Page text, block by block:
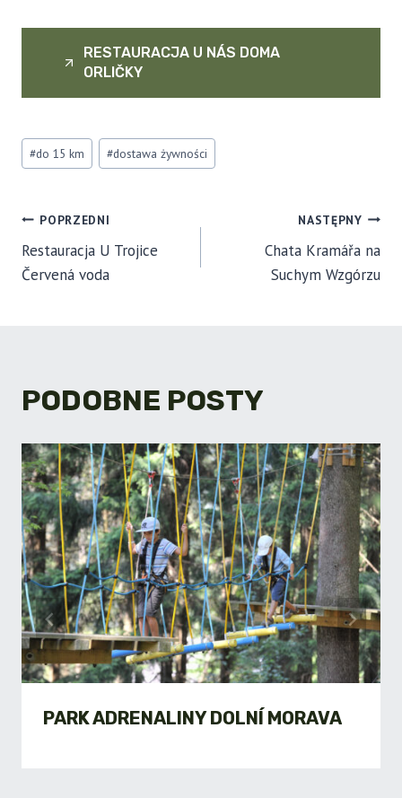
RESTAURACJA U NÁS DOMA
ORLIČKY
Tagi
postów:
#do 15 km #dostawa żywności
NAWIGACJA
WPISU
POPRZEDNI
Restauracja U Trojice
Červená voda
NASTĘPNY
Chata Kramářa na
Suchym Wzgórzu
PODOBNE POSTY
PARK ADRENALINY DOLNÍ MORAVA